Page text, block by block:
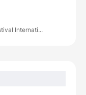
Internati...